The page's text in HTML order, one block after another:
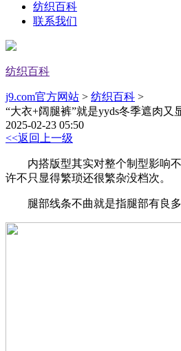
纺织百科
联系我们
纺织百科
j9.com官方网站 > 纺织百科 >
“大衣+阔腿裤”就是yyds冬季遮肉又
2025-02-23 05:50
<<返回上一级
内搭版型其实对整个制型影响不
许不只显得繁琐还很繁杂没档次。
腿部线条不曲就是指腿部有良多